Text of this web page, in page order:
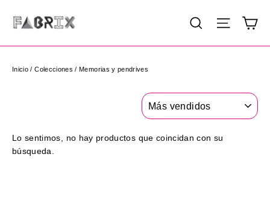
directamente
contenido
Buscar
Inicio / Colecciones / Memorias y pendrives
Ordenar
Lo sentimos, no hay productos que coincidan con su
búsqueda.